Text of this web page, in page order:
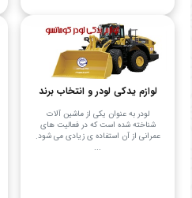
لوازم یدکی لودر و انتخاب برند
لودر به عنوان یکی از ماشین آلات
شناخته شده است که در فعالیت های
عمرانی از آن استفاده ی زیادی می شود.
...